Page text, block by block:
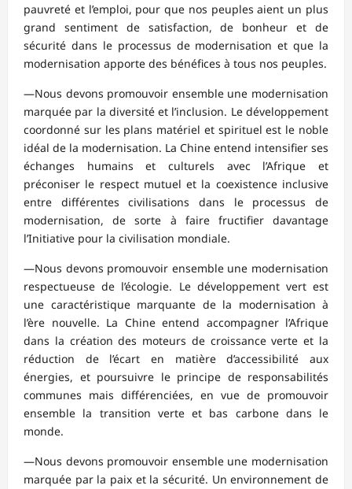
pauvreté et l’emploi, pour que nos peuples aient un plus
grand sentiment de satisfaction, de bonheur et de
sécurité dans le processus de modernisation et que la
modernisation apporte des bénéfices à tous nos peuples.
—Nous devons promouvoir ensemble une modernisation
marquée par la diversité et l’inclusion. Le développement
coordonné sur les plans matériel et spirituel est le noble
idéal de la modernisation. La Chine entend intensifier ses
échanges humains et culturels avec l’Afrique et
préconiser le respect mutuel et la coexistence inclusive
entre différentes civilisations dans le processus de
modernisation, de sorte à faire fructifier davantage
l’Initiative pour la civilisation mondiale.
—Nous devons promouvoir ensemble une modernisation
respectueuse de l’écologie. Le développement vert est
une caractéristique marquante de la modernisation à
l’ère nouvelle. La Chine entend accompagner l’Afrique
dans la création des moteurs de croissance verte et la
réduction de l’écart en matière d’accessibilité aux
énergies, et poursuivre le principe de responsabilités
communes mais différenciées, en vue de promouvoir
ensemble la transition verte et bas carbone dans le
monde.
—Nous devons promouvoir ensemble une modernisation
marquée par la paix et la sécurité. Un environnement de